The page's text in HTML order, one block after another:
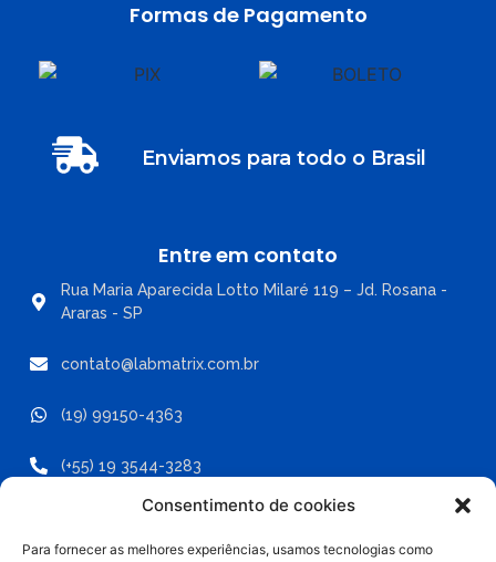
Consentimento de cookies
Para fornecer as melhores experiências, usamos tecnologias como
Formas de Pagamento
Enviamos para todo o Brasil
Entre em contato
Rua Maria Aparecida Lotto Milaré 119 – Jd. Rosana -
Araras - SP
contato@labmatrix.com.br
(19) 99150-4363
(+55) 19 3544-3283